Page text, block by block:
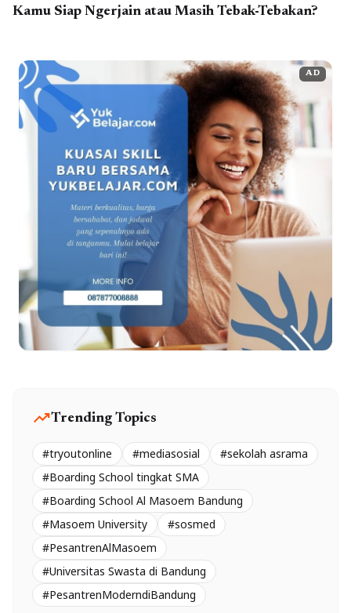
Kamu Siap Ngerjain atau Masih Tebak-Tebakan?
AD
trending_upTrending Topics
#tryoutonline #mediasosial
#sekolah asrama
#Boarding School tingkat SMA
#Boarding School Al Masoem Bandung
#Masoem University
#sosmed
#PesantrenAlMasoem
#Universitas Swasta di Bandung
#PesantrenModerndiBandung